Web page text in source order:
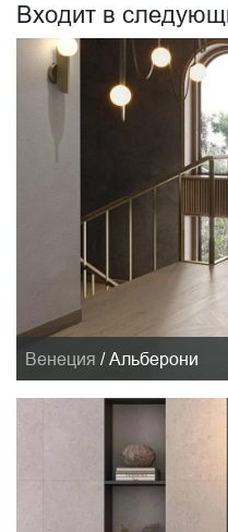
Входит в
Венеция / Альберони